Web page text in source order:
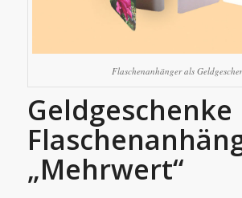
Flaschenanhänger als
„Mehrwert“